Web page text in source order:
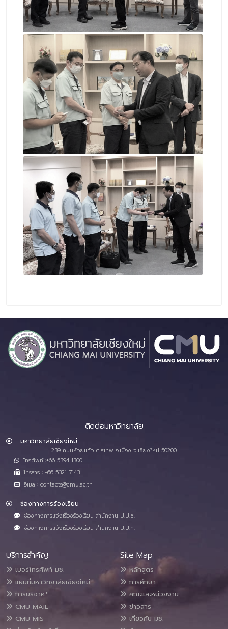
ติดต่อมหาวิทยาลัย
มหาวิทยาลัยเชียงใหม่
239 ถนนห้วยแก้ว ต.สุเทพ อ.เมือง จ.เชียงใหม่ 50200
โทรศัพท์ :+66 5394 1300
โทรสาร : +66 5321 7143
อีเมล : contacts@cmu.ac.th
ช่องทางการร้องเรียน
ช่องทางการแจ้งเรื่องร้องเรียน สำนักงาน ป.ป.ช.
ช่องทางการแจ้งเรื่องร้องเรียน สำนักงาน ป.ป.ท.
บริการสำคัญ
เบอร์โทรศัพท์ มช.
แผนที่มหาวิทยาลัยเชียงใหม่
การบริจาค*
CMU MAIL
CMU MIS
Site Map
หลักสูตร
การศึกษา
คณะและหน่วยงาน
ข่าวสาร
เกี่ยวกับ มช.